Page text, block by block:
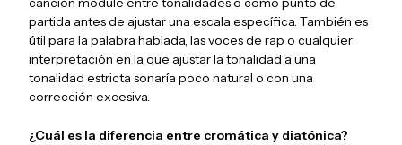
partida antes de ajustar una escala específica. También es
útil para la palabra hablada, las voces de rap o cualquier
interpretación en la que ajustar la tonalidad a una
tonalidad estricta sonaría poco natural o con una
corrección excesiva.
¿Cuál es la diferencia entre cromática y diatónica?